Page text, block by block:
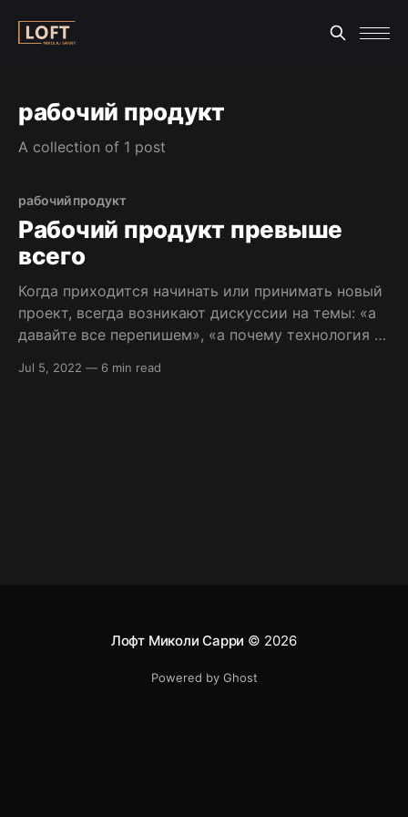
рабочий продукт
A collection of 1 post
рабочий продукт
Рабочий продукт превыше
всего
Когда приходится начинать или принимать новый
проект, всегда возникают дискуссии на темы: «а
давайте все перепишем», «а почему технология X
индусы». Заканчиваются они частенько фразой
Jul 5, 2022 — 6 min read
Лофт Миколи Сарри © 2026
Powered by Ghost